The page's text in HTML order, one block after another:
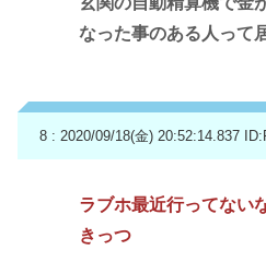
なった事のある人って
8 : 2020/09/18(金) 20:52:14.837
ラブホ最近行ってない
きっつ